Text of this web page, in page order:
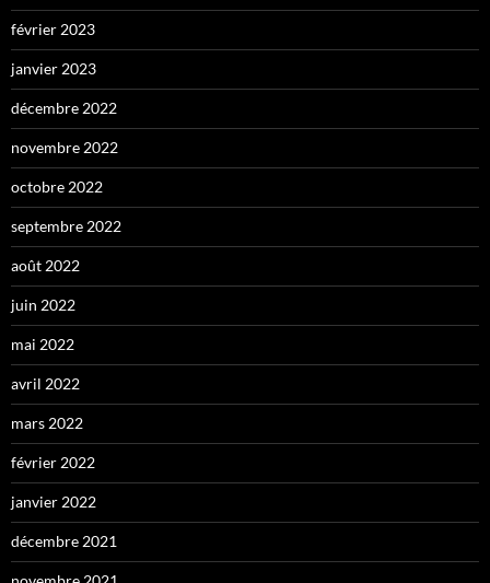
février 2023
janvier 2023
décembre 2022
novembre 2022
octobre 2022
septembre 2022
août 2022
juin 2022
mai 2022
avril 2022
mars 2022
février 2022
janvier 2022
décembre 2021